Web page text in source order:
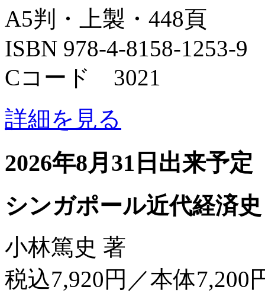
A5判・上製・448頁
ISBN 978-4-8158-1253-9
Cコード 3021
詳細を見る
2026年8月31日出来予定
シンガポール近代経済史
小林篤史 著
税込7,920円／本体7,200